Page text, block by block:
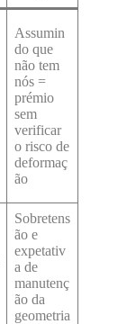
Assumin
do que
não tem
nós =
prémio
sem
verificar
o risco de
deformaç
ão
Sobretens
ão e
expetativ
a de
manutenç
ão da
geometria